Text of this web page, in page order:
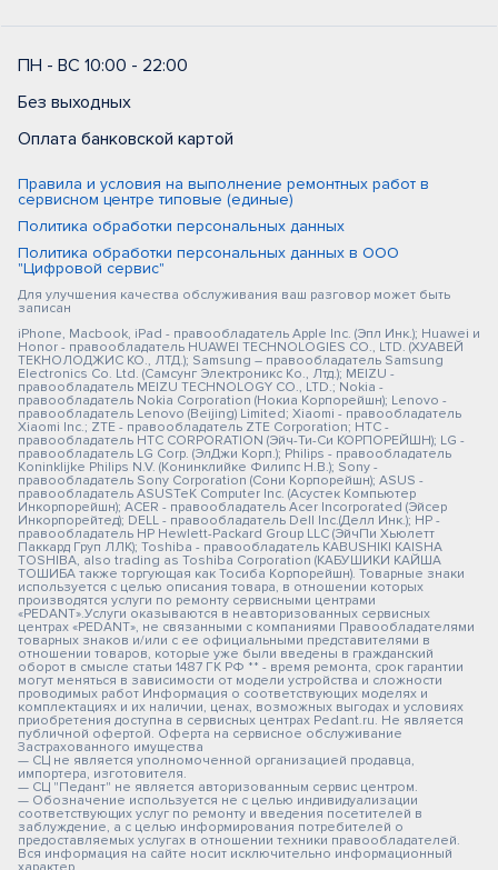
ПН - ВС 10:00 - 22:00
Без выходных
Оплата банковской картой
Правила и условия на выполнение ремонтных работ в
сервисном центре типовые (единые)
Политика обработки персональных данных
Политика обработки персональных данных в ООО
"Цифровой сервис"
Для улучшения качества обслуживания ваш разговор может быть
записан
iPhone, Macbook, iPad - правообладатель Apple Inc. (Эпл Инк.); Huawei и
Honor - правообладатель HUAWEI TECHNOLOGIES CO., LTD. (ХУАВЕЙ
ТЕКНОЛОДЖИС КО., ЛТД.); Samsung – правообладатель Samsung
Electronics Co. Ltd. (Самсунг Электроникс Ко., Лтд.); MEIZU -
правообладатель MEIZU TECHNOLOGY CO., LTD.; Nokia -
правообладатель Nokia Corporation (Нокиа Корпорейшн); Lenovo -
правообладатель Lenovo (Beijing) Limited; Xiaomi - правообладатель
Xiaomi Inc.; ZTE - правообладатель ZTE Corporation; HTC -
правообладатель HTC CORPORATION (Эйч-Ти-Си КОРПОРЕЙШН); LG -
правообладатель LG Corp. (ЭлДжи Корп.); Philips - правообладатель
Koninklijke Philips N.V. (Конинклийке Филипс Н.В.); Sony -
правообладатель Sony Corporation (Сони Корпорейшн); ASUS -
правообладатель ASUSTeK Computer Inc. (Асустек Компьютер
Инкорпорейшн); ACER - правообладатель Acer Incorporated (Эйсер
Инкорпорейтед); DELL - правообладатель Dell Inc.(Делл Инк.); HP -
правообладатель HP Hewlett-Packard Group LLC (ЭйчПи Хьюлетт
Паккард Груп ЛЛК); Toshiba - правообладатель KABUSHIKI KAISHA
TOSHIBA, also trading as Toshiba Corporation (КАБУШИКИ КАЙША
ТОШИБА также торгующая как Тосиба Корпорейшн). Товарные знаки
используется с целью описания товара, в отношении которых
производятся услуги по ремонту сервисными центрами
«PEDANT».Услуги оказываются в неавторизованных сервисных
центрах «PEDANT», не связанными с компаниями Правообладателями
товарных знаков и/или с ее официальными представителями в
отношении товаров, которые уже были введены в гражданский
оборот в смысле статьи 1487 ГК РФ ** - время ремонта, срок гарантии
могут меняться в зависимости от модели устройства и сложности
проводимых работ Информация о соответствующих моделях и
комплектациях и их наличии, ценах, возможных выгодах и условиях
приобретения доступна в сервисных центрах Pedant.ru. Не является
публичной офертой. Оферта на сервисное обслуживание
Застрахованного имущества
— СЦ не является уполномоченной организацией продавца,
импортера, изготовителя.
— СЦ "Педант" не является авторизованным сервис центром.
— Обозначение используется не с целью индивидуализации
соответствующих услуг по ремонту и введения посетителей в
заблуждение, а с целью информирования потребителей о
предоставляемых услугах в отношении техники правообладателей.
Вся информация на сайте носит исключительно информационный